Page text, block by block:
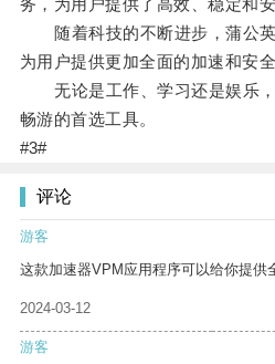
务，为用户提供了高效、稳定和
随着科技的不断进步，蒲公英
为用户提供更加全面的加速和安全
无论是工作、学习还是娱乐，
畅游的首选工具。
#3#
评论
游客
这款加速器VPM应用程序可以给你提供
2024-03-12
游客